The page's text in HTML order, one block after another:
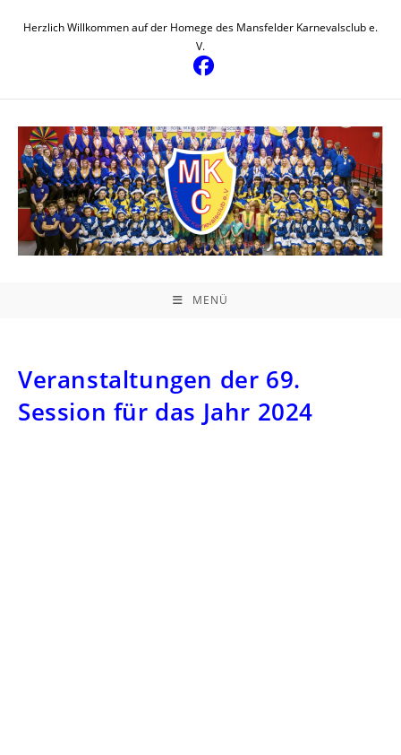
Herzlich Willkommen auf der Homege des Mansfelder Karnevalsclub e.
V.
MENÜ
Veranstaltungen der 69.
Session für das Jahr 2024